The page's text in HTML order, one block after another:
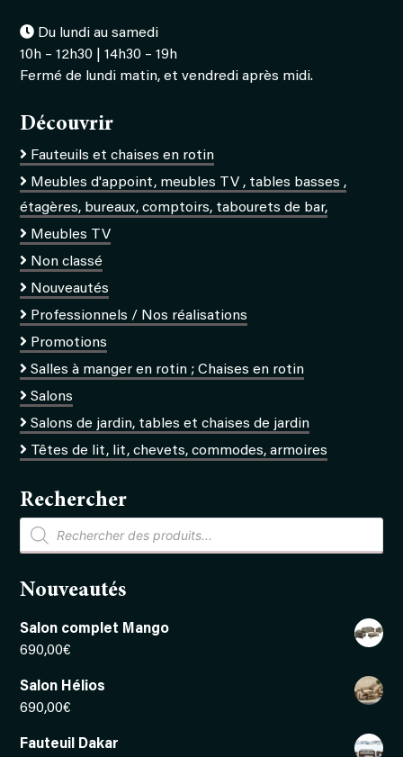
Du lundi au samedi
10h – 12h30 | 14h30 – 19h
Fermé de lundi matin, et vendredi après midi.
Découvrir
Fauteuils et chaises en rotin
Meubles d'appoint, meubles TV , tables basses ,
étagères, bureaux, comptoirs, tabourets de bar,
Meubles TV
Non classé
Nouveautés
Professionnels / Nos réalisations
Promotions
Salles à manger en rotin ; Chaises en rotin
Salons
Salons de jardin, tables et chaises de jardin
Têtes de lit, lit, chevets, commodes, armoires
Rechercher
Recherche
de
produits
Nouveautés
Salon complet Mango
690,00€
Salon Hélios
690,00€
Fauteuil Dakar